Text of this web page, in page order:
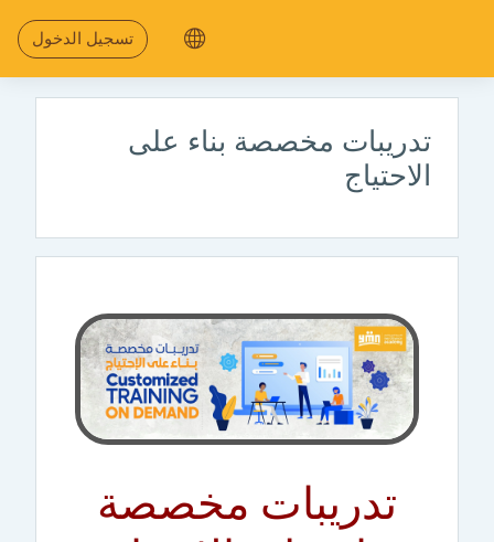
تسجيل الدخول
تدريبات مخصصة بناء على
الاحتياج
تدريبات مخصصة